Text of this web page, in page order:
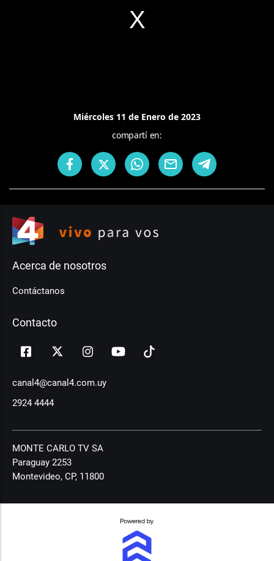
Miércoles 11 de Enero de 2023
compartí en:
Acerca de nosotros
Contáctanos
Contacto
canal4@canal4.com.uy
2924 4444
MONTE CARLO TV SA
Paraguay 2253
Montevideo, CP, 11800